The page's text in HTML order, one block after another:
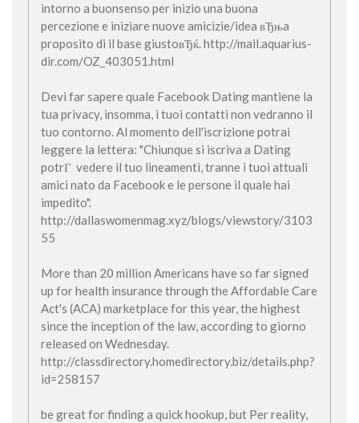
intorno a buonsenso per inizio una buona
percezione e iniziare nuove amicizie/idea вЂњa
proposito di il base giustoвЂќ. http://mail.aquarius-
dir.com/OZ_403051.html
Devi far sapere quale Facebook Dating mantiene la
tua privacy, insomma, i tuoi contatti non vedranno il
tuo contorno. Al momento dell'iscrizione potrai
leggere la lettera: "Chiunque si iscriva a Dating
potrГ vedere il tuo lineamenti, tranne i tuoi attuali
amici nato da Facebook e le persone il quale hai
impedito".
http://dallaswomenmag.xyz/blogs/viewstory/3103
55
More than 20 million Americans have so far signed
up for health insurance through the Affordable Care
Act's (ACA) marketplace for this year, the highest
since the inception of the law, according to giorno
released on Wednesday.
http://classdirectory.homedirectory.biz/details.php?
id=258157
be great for finding a quick hookup, but Per reality,